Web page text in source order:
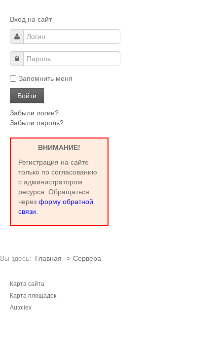
Вход на сайт
Запомнить меня
Забыли логин?
Забыли пароль?
ВНИМАНИЕ!
Регистрация на сайте
только по согласованию
с администратором
ресурса. Обращаться
через форму обратной
связи
Вы здесь: Главная -> Сервера
Карта сайта
Карта площадок
Autoliex